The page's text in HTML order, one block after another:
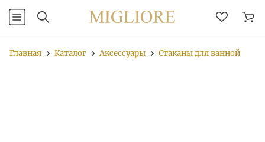
Главная Каталог Аксессуары Стаканы для ванной